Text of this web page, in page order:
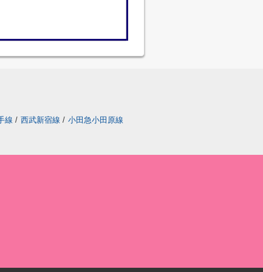
線 / 西武新宿線 / 小田急小田原線